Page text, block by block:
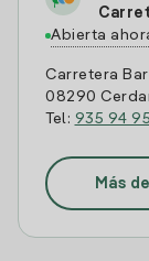
Abierta
Carretera
08290
Tel: 935 94
Más